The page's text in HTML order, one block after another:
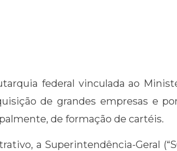
federal vinculada ao
de grandes empresas e
de formação de cartéis.
a Superintendência-Geral